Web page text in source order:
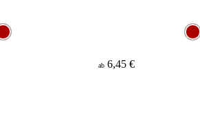
ab 6,45 €